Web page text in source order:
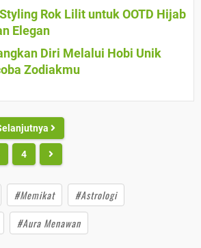
Rok Lilit untuk OOTD Hijab
Elegan
Diri Melalui Hobi Unik
Zodiakmu
4
#Memikat
#Astrologi
#Aura Menawan